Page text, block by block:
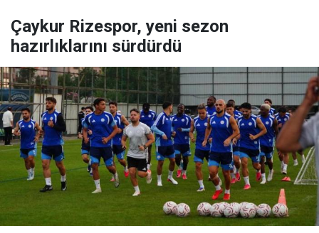
Çaykur Rizespor, yeni sezon
hazırlıklarını sürdürdü